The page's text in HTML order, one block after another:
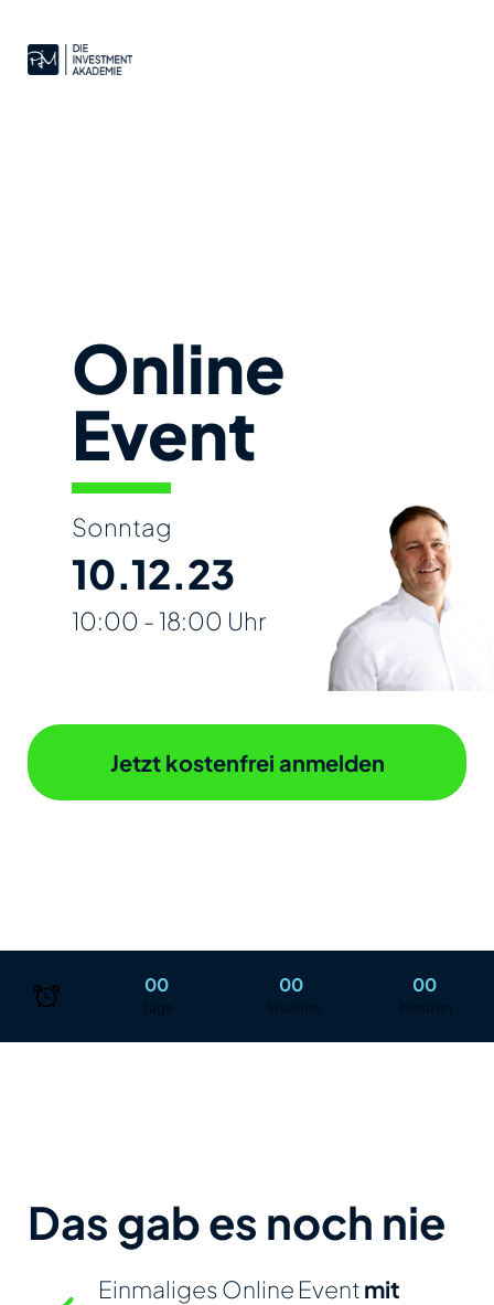
Online
Event
Sonntag
10.12.23
10:00 - 18:00 Uhr
Jetzt kostenfrei anmelden
00
Tage
00
Stunden
00
Minuten
Das gab es noch nie
Einmaliges Online Eventmit